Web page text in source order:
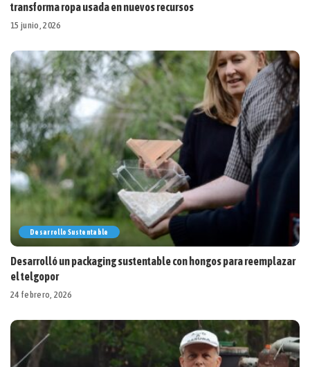
transforma ropa usada en nuevos recursos
15 junio, 2026
Desarrollo Sustentable
Desarrolló un packaging sustentable con hongos para reemplazar
el telgopor
24 febrero, 2026